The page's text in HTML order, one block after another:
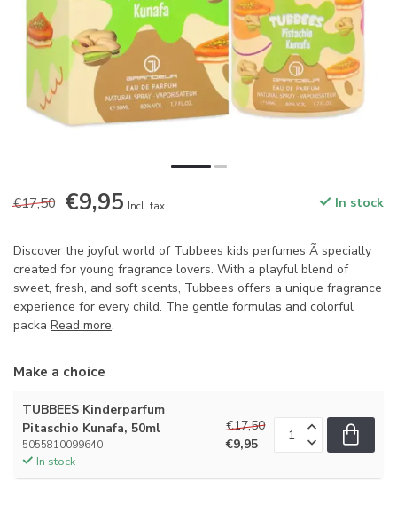
€17,50 €9,95 Incl. tax In stock
Discover the joyful world of Tubbees kids perfumes Ã specially
created for young fragrance lovers. With a playful blend of
sweet, fresh, and soft scents, Tubbees offers a unique fragrance
experience for every child. The gentle formulas and colorful
packa Read more.
Make a choice
TUBBEES Kinderparfum
Pitaschio Kunafa, 50ml
5055810099640
In stock
€17,50
€9,95